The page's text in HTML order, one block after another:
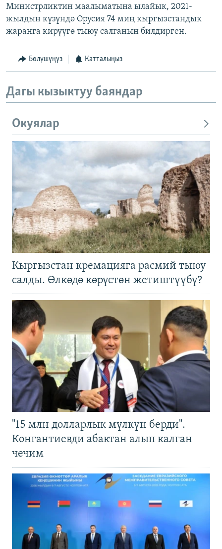
Министрликтин маалыматына ылайык, 2021-
жылдын күзүндө Орусия 74 миң кыргызстандык
жаранга кирүүгө тыюу салганын билдирген.
Бөлүшүңүз Катталыңыз
Дагы кызыктуу баяндар
Окуялар
Кыргызстан кремацияга расмий тыюу
салды. Өлкөдө көрүстөн жетиштүүбү?
"15 млн долларлык мүлкүн берди".
Конгантиевди абактан алып калган
чечим